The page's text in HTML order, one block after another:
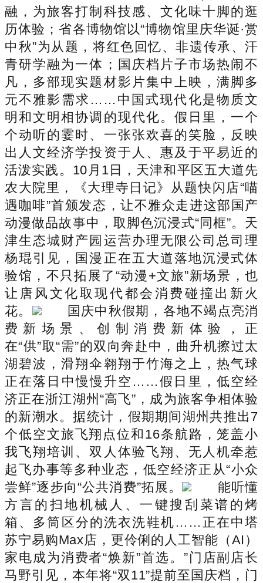
融，为旅客打制科技感、文化味十脚的逛
历体验；省各博物馆以“博物馆里庆华诞·赏
中秋”为从题，将红色回忆、非遗传承、汗
青研学融为一体；国庆档片子市场热闹不
凡，多部现实题材影片集中上映，满脚多
元不雅影需求……中国式现代化是物质文
明和文明相协调的现代化。假日里，一个
个动听的霎时、一张张欢喜的笑脸，反映
出人文经济学投资于人、惠及于平易近的
活泼实践。10月1日，天津和平区五大道先
农大院里，《大理寺日记》从题快闪店“喵
遇咖啡”首颁发态，让不雅众走进这部国产
动漫做品故事中，取脚色沉浸式“同框”。天
津生态城财产园运营办理无限公司总司理
杨琨引见，国漫正在五大道落地沉浸式体
验馆，不只拓展了“动漫+文旅”新场景，也
让唐风文化取现代都会消费碰撞出新火
花。
国庆中秋假期，各地不竭点亮消
费新场景、创制消费新体验，正
在“供”取“需”的双向奔赴中，曲升机擦过太
湖碧波，滑翔伞翱翔于竹海之上，热气球
正在落日中慢慢升空……假日里，低空经
济正在浙江湖州“高飞”，成为旅客争相体验
的新潮水。据统计，假期期间湖州共推出7
个低空文旅飞翔点位和16条航路，笼盖小
我飞翔培训、双人体验飞翔、无人机牵惹
起飞办事等多种业态，低空经济正从“小众
尝鲜”逐步向“公共消费”拓展。
能听懂
方言的扫地机械人、一键搜刮菜谱的烤
箱、多筒区分的洗衣洗鞋机……正在中塔
苏宁易购Max店，更伶俐的人工智能（AI）
家电成为消费者“焕新”首选。”门店副店长
马野引见，本年将“双11”提前至国庆档，门